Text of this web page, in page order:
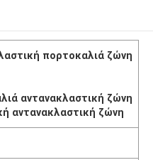
πορτοκαλιά ζώνη
αντανακλαστική ζώνη
αντανακλαστική ζώνη